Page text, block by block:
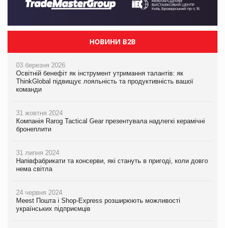
НОВИНИ B2B
03 березня 2026
Освітній бенефіт як інструмент утримання талантів: як
ThinkGlobal підвищує лояльність та продуктивність вашої
команди
31 жовтня 2024
Компанія Rarog Tactical Gear презентувала надлегкі керамічні
бронеплити
31 липня 2024
Напівфабрикати та консерви, які стануть в пригоді, коли довго
нема світла
24 червня 2024
Meest Пошта і Shop-Express розширюють можливості
українських підприємців